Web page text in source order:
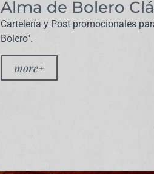
Alma de Bolero
Cartelería y Post promocionales
Bolero".
more+